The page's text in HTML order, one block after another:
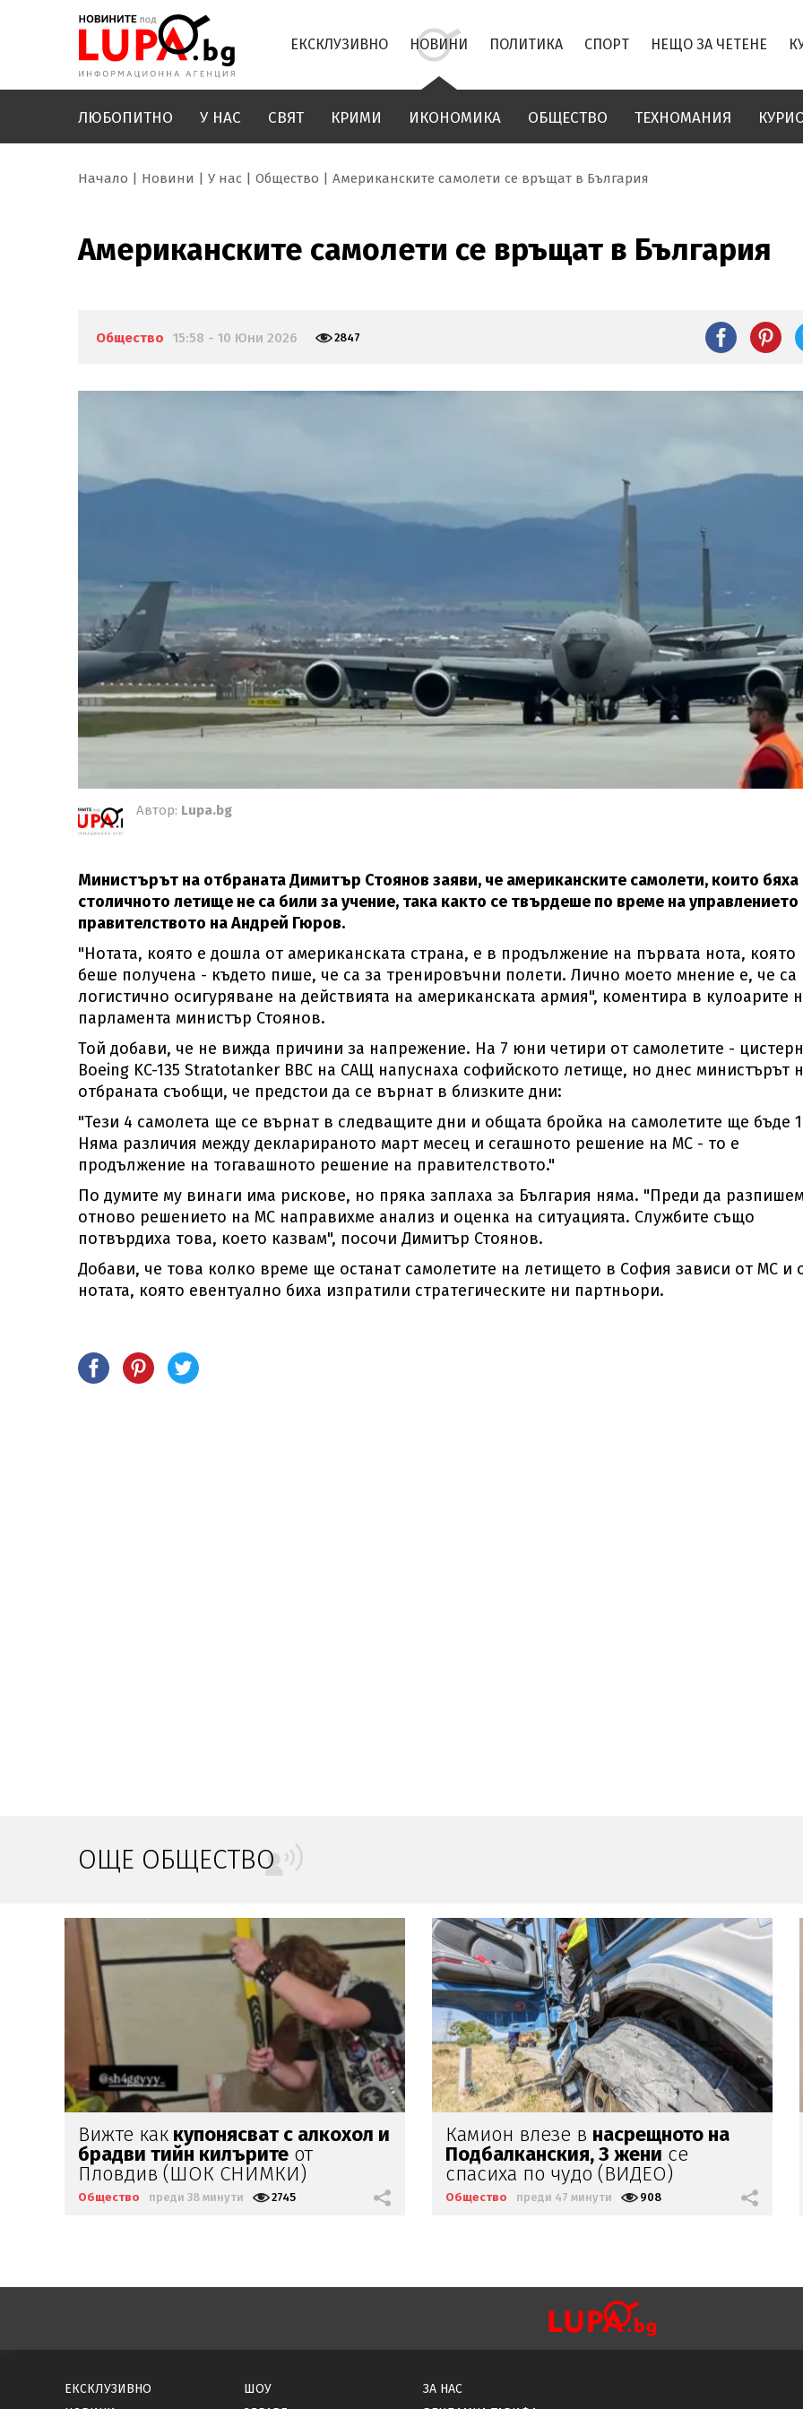
ЕКСКЛУЗИВНО НОВИНИ ПОЛИТИКА СПОРТ НЕЩО ЗА ЧЕТЕНЕ
ЛЮБОПИТНО У НАС СВЯТ КРИМИ ИКОНОМИКА ОБЩЕСТВО ТЕХНОМАНИЯ
Начало Новини У нас Общество Американските самолети се връщат в България
Американските самолети се връщат в България
Общество 15:58 - 10 Юни 2026 2847
Автор: Lupa.bg
Министърът на отбраната Димитър Стоянов заяви, че американските самолети, които бяха
столичното летище не са били за учение, така както се твърдеше по време на управлението
правителството на Андрей Гюров.
"Нотата, която е дошла от американската страна, е в продължение на първата нота, която
беше получена - където пише, че са за тренировъчни полети. Лично моето мнение е, че са
логистично осигуряване на действията на американската армия", коментира в кулоарите
парламента министър Стоянов.
Той добави, че не вижда причини за напрежение. На 7 юни четири от самолетите -
Boeing KC-135 Stratotanker ВВС на САЩ напуснаха софийското летище, но днес министърът
отбраната съобщи, че предстои да се върнат в близките дни:
"Тези 4 самолета ще се върнат в следващите дни и общата бройка на самолетите ще бъде
Няма различия между декларираното март месец и сегашното решение на МС - то е
продължение на тогавашното решение на правителството."
По думите му винаги има рискове, но пряка заплаха за България няма. "Преди да
отново решението на МС направихме анализ и оценка на ситуацията. Службите също
потвърдиха това, което казвам", посочи Димитър Стоянов.
Добави, че това колко време ще останат самолетите на летището в София зависи от МС и
нотата, която евентуално биха изпратили стратегическите ни партньори.
ОЩЕ ОБЩЕСТВО
Камион влезе внасрещното на
Подбалканския, 3 жени се
спасиха по чудо (ВИДЕО)
Общество преди 47 минути 908
ОЩЕ ЕДНО ИЗРОДЧЕ:18-годишен
уби с кол чичо сив село Странско
Общество преди 47 минути 1159
ЕКСКЛУЗИВНО
ШОУ
ЗА НАС